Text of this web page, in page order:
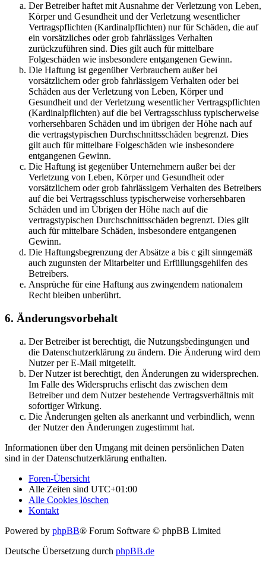
Der Betreiber haftet mit Ausnahme der Verletzung von Leben,
Körper und Gesundheit und der Verletzung wesentlicher
Vertragspflichten (Kardinalpflichten) nur für Schäden, die auf
ein vorsätzliches oder grob fahrlässiges Verhalten
zurückzuführen sind. Dies gilt auch für mittelbare
Folgeschäden wie insbesondere entgangenen Gewinn.
Die Haftung ist gegenüber Verbrauchern außer bei
vorsätzlichem oder grob fahrlässigem Verhalten oder bei
Schäden aus der Verletzung von Leben, Körper und
Gesundheit und der Verletzung wesentlicher Vertragspflichten
(Kardinalpflichten) auf die bei Vertragsschluss typischerweise
vorhersehbaren Schäden und im übrigen der Höhe nach auf
die vertragstypischen Durchschnittsschäden begrenzt. Dies
gilt auch für mittelbare Folgeschäden wie insbesondere
entgangenen Gewinn.
Die Haftung ist gegenüber Unternehmern außer bei der
Verletzung von Leben, Körper und Gesundheit oder
vorsätzlichem oder grob fahrlässigem Verhalten des Betreibers
auf die bei Vertragsschluss typischerweise vorhersehbaren
Schäden und im Übrigen der Höhe nach auf die
vertragstypischen Durchschnittsschäden begrenzt. Dies gilt
auch für mittelbare Schäden, insbesondere entgangenen
Gewinn.
Die Haftungsbegrenzung der Absätze a bis c gilt sinngemäß
auch zugunsten der Mitarbeiter und Erfüllungsgehilfen des
Betreibers.
Ansprüche für eine Haftung aus zwingendem nationalem
Recht bleiben unberührt.
6. Änderungsvorbehalt
Der Betreiber ist berechtigt, die Nutzungsbedingungen und
die Datenschutzerklärung zu ändern. Die Änderung wird dem
Nutzer per E-Mail mitgeteilt.
Der Nutzer ist berechtigt, den Änderungen zu widersprechen.
Im Falle des Widerspruchs erlischt das zwischen dem
Betreiber und dem Nutzer bestehende Vertragsverhältnis mit
sofortiger Wirkung.
Die Änderungen gelten als anerkannt und verbindlich, wenn
der Nutzer den Änderungen zugestimmt hat.
Informationen über den Umgang mit deinen persönlichen Daten
sind in der Datenschutzerklärung enthalten.
Foren-Übersicht
Alle Zeiten sind UTC+01:00
Alle Cookies löschen
Kontakt
Powered by phpBB® Forum Software © phpBB Limited
Deutsche Übersetzung durch phpBB.de